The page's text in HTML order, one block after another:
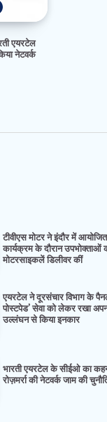
एयरटेल
नेटवर्क
टीवीएस मोटर ने इंदौर में
कार्यक्रम के दौरान
मोटरसाइकलें डिलीवर कीं
एयरटेल ने दूरसंचार विभाग के
पोस्टपेड’ सेवा को लेकर रखा
उल्लंघन से किया इनकार
भारती एयरटेल के सीईओ का
रोज़मर्रा की नेटवर्क जाम की